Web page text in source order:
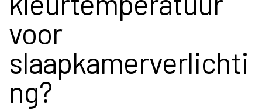
voor
slaapkamerverlichti
ng?